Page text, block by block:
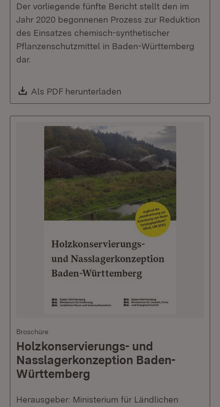
Der vorliegende fünfte Bericht stellt den im
Jahr 2020 begonnenen Prozess zur Reduktion
des Einsatzes chemisch-synthetischer
Pflanzenschutzmittel in Baden-Württemberg
dar.
Download:
Als PDF herunterladen
Broschüre
Holzkonservierungs- und
Nasslagerkonzeption Baden-
Württemberg
Herausgeber: Ministerium für Ländlichen